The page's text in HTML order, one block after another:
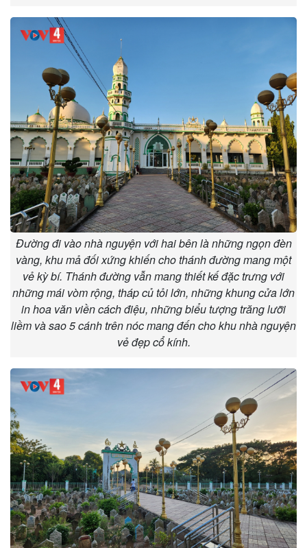
Đường đi vào nhà nguyện với hai bên là những ngọn đèn
vàng, khu mả đối xứng khiến cho thánh đường mang một
vẻ kỳ bí. Thánh đường vẫn mang thiết kế đặc trưng với
những mái vòm rộng, tháp củ tỏi lớn, những khung cửa lớn
in hoa văn viền cách điệu, những biểu tượng trăng lưỡi
liềm và sao 5 cánh trên nóc mang đến cho khu nhà nguyện
vẻ đẹp cổ kính.